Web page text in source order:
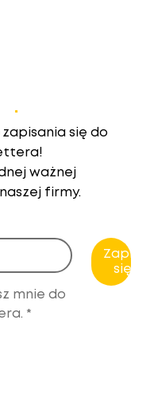
.
się do
ważnej
firmy.
Zapisz
się!
mnie do
*